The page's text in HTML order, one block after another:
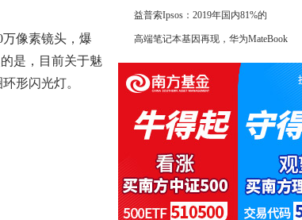
万像素镜头，爆
是，目前关于魅
形闪光灯。
益普索Ipsos：2019年国内81%的
高端笔记本基因再现，华为MateBook